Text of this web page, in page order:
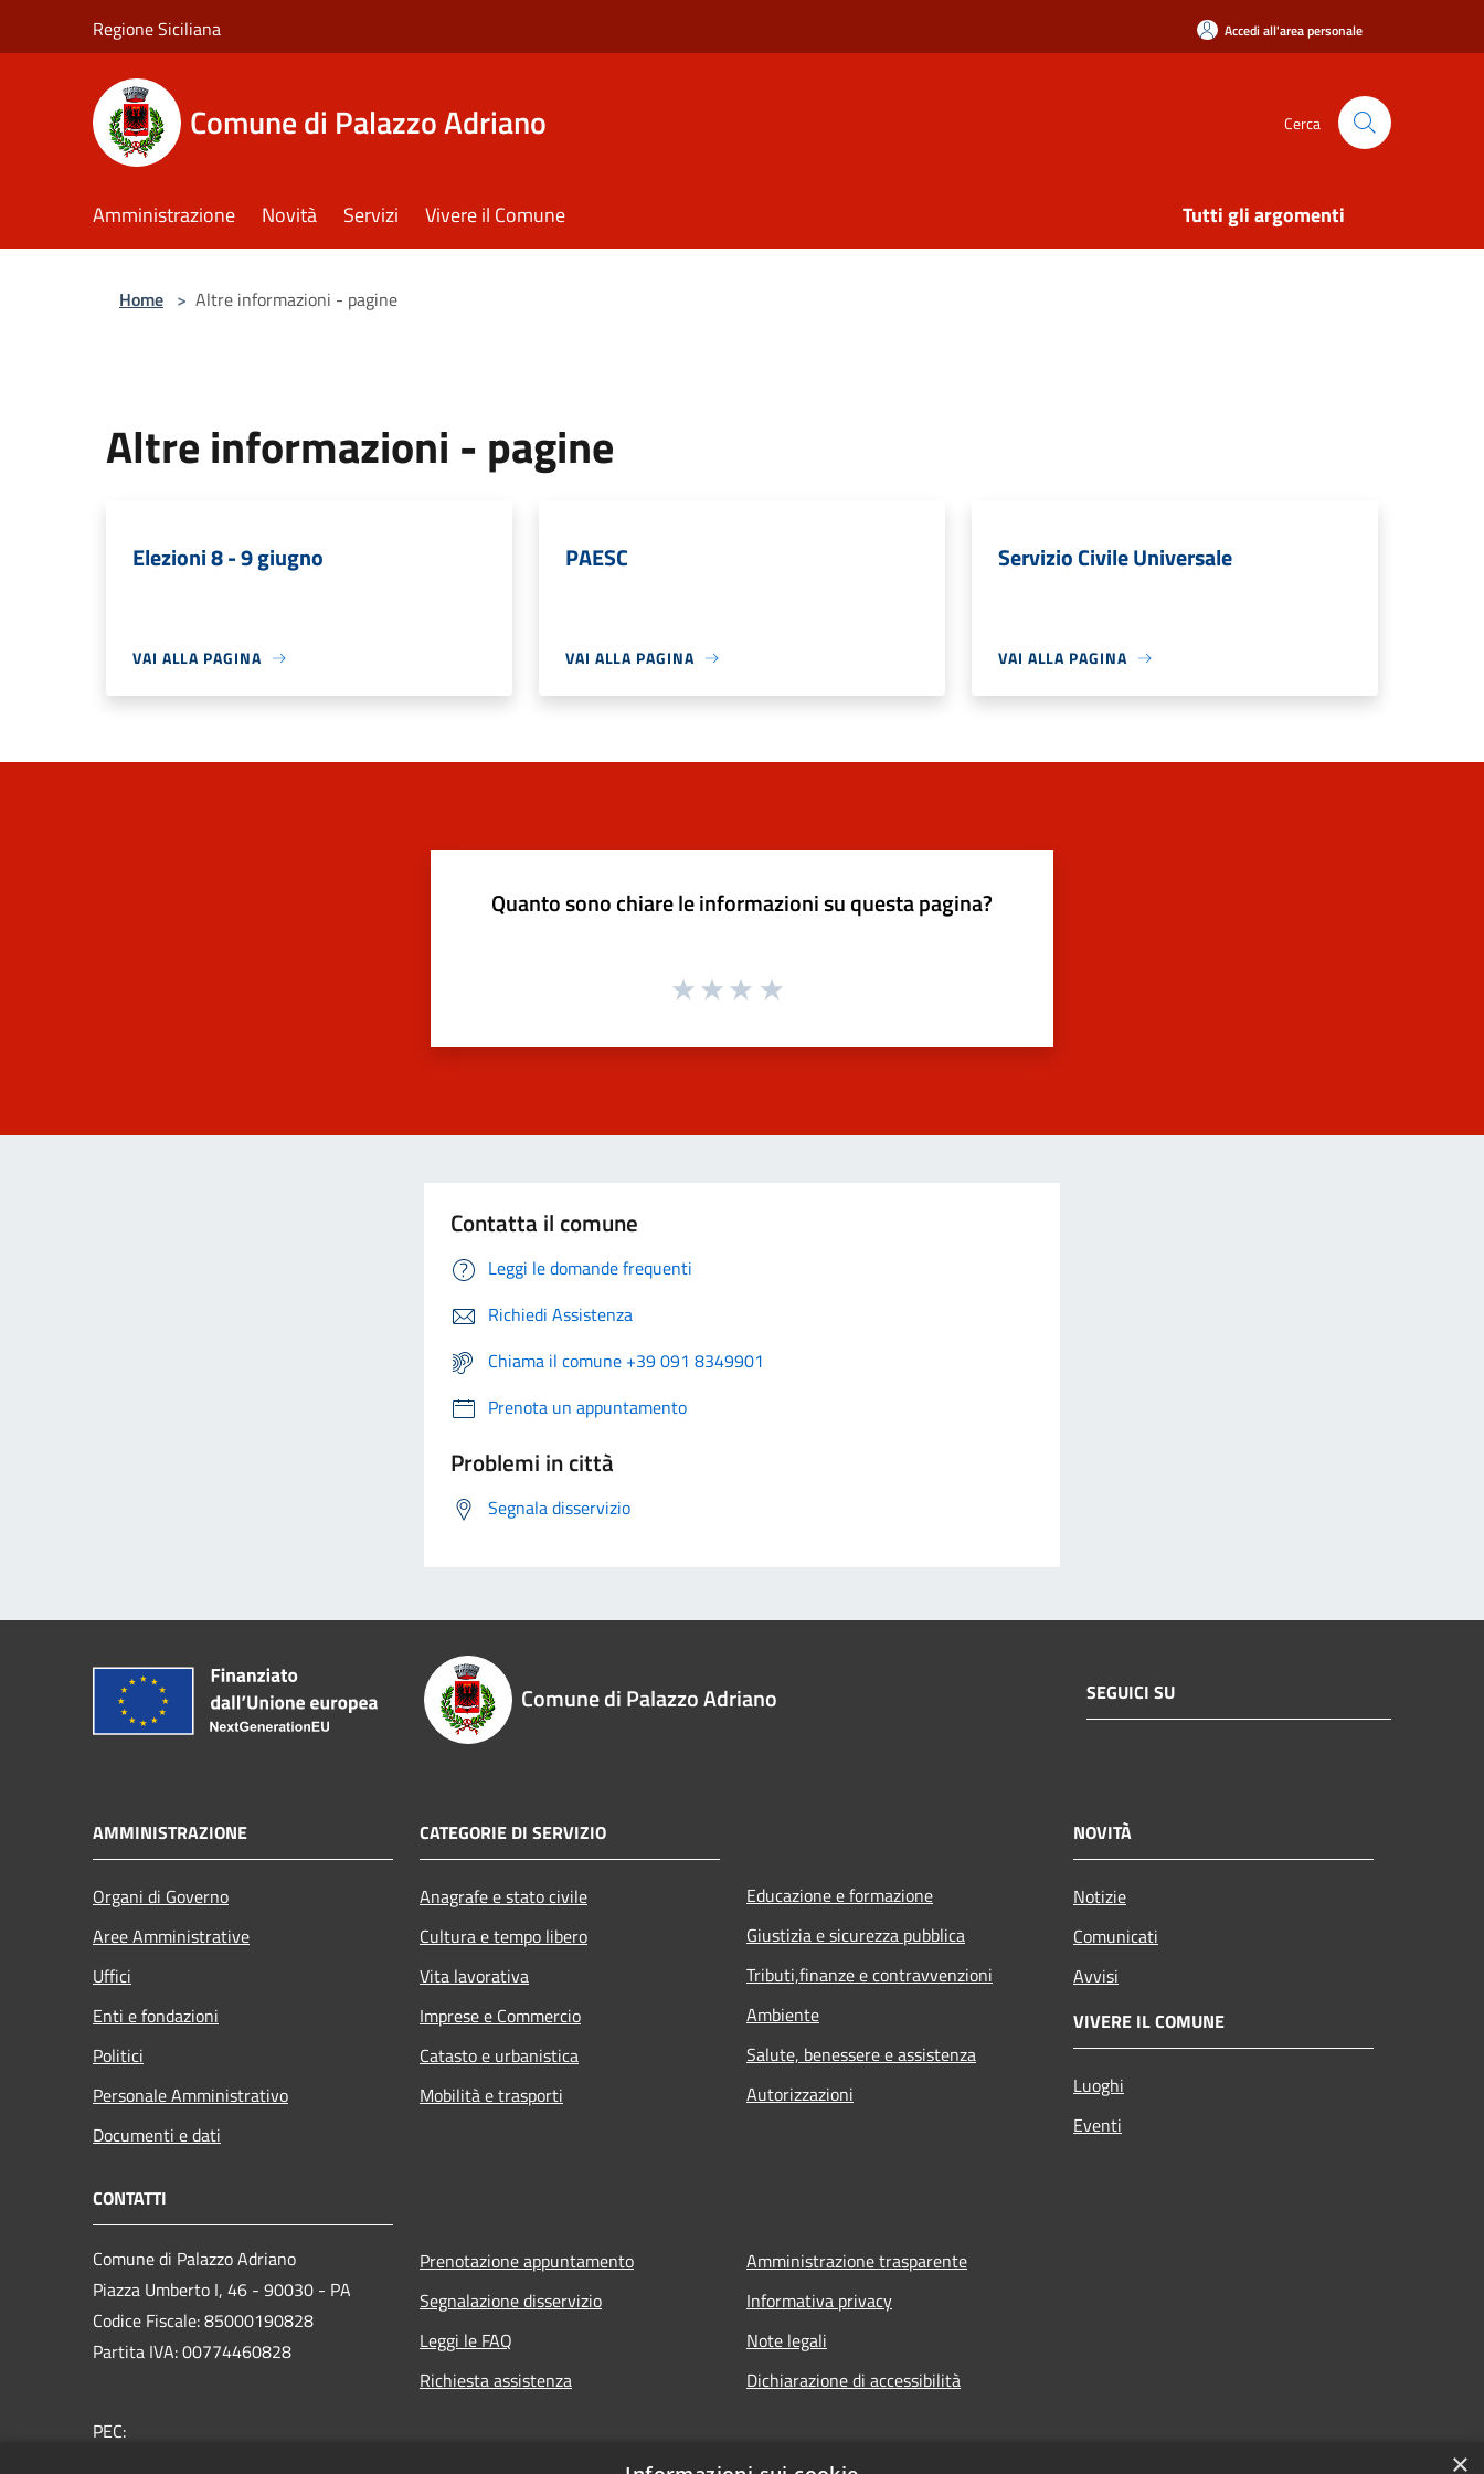
Regione Siciliana Accedi all'area personale
Comune di Palazzo Adriano Cerca
Amministrazione Novità Servizi Vivere il Comune Tutti gli argomenti
Home > Altre informazioni - pagine
Altre informazioni - pagine
Elezioni 8 - 9 giugno
VAI ALLA PAGINA
PAESC
VAI ALLA PAGINA
Servizio Civile Universale
VAI ALLA PAGINA
Quanto sono chiare le informazioni su questa pagina?
Contatta il comune
Leggi le domande frequenti
Richiedi Assistenza
Chiama il comune +39 091 8349901
Prenota un appuntamento
Problemi in città
Segnala disservizio
Comune di Palazzo Adriano SEGUICI SU
AMMINISTRAZIONE
Organi di Governo
Aree Amministrative
Uffici
Enti e fondazioni
Politici
Personale Amministrativo
Documenti e dati
CATEGORIE DI SERVIZIO
Anagrafe e stato civile
Cultura e tempo libero
Vita lavorativa
Imprese e Commercio
Catasto e urbanistica
Mobilità e trasporti
Educazione e formazione
Giustizia e sicurezza pubblica
Tributi,finanze e contravvenzioni
Ambiente
Salute, benessere e assistenza
Autorizzazioni
NOVITÀ
Notizie
Comunicati
Avvisi
VIVERE IL COMUNE
Luoghi
Eventi
CONTATTI
Comune di Palazzo Adriano
Piazza Umberto I, 46 - 90030 - PA
Codice Fiscale: 85000190828
Partita IVA: 00774460828
PEC:
Prenotazione appuntamento
Segnalazione disservizio
Leggi le FAQ
Richiesta assistenza
Amministrazione trasparente
Informativa privacy
Note legali
Dichiarazione di accessibilità
×